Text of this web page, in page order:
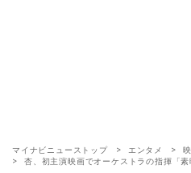
マイナビニューストップ エンタメ
杏、初主演映画でオーケストラの指揮「